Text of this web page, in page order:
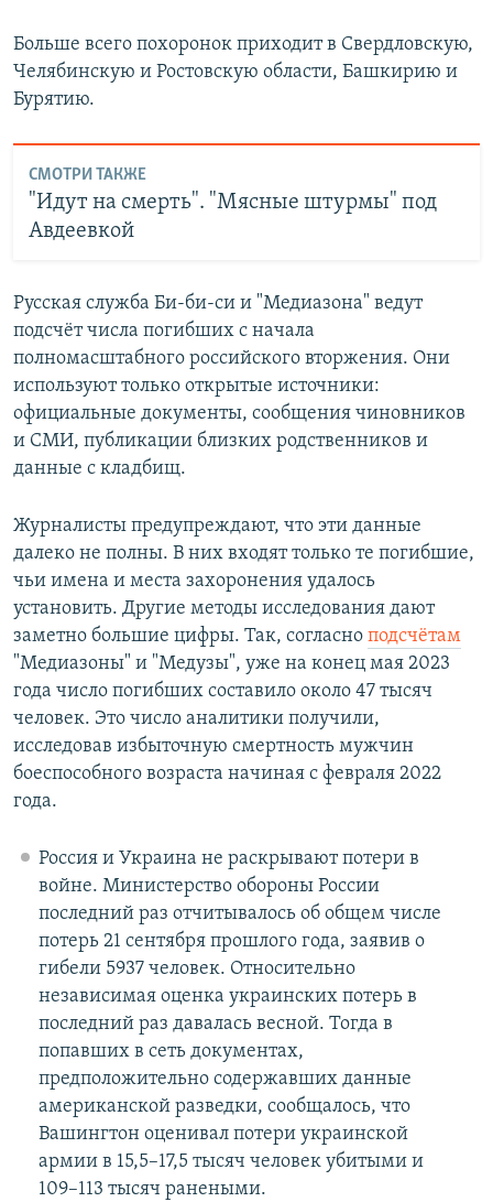
Больше всего похоронок приходит в Свердловскую,
Челябинскую и Ростовскую области, Башкирию и
Бурятию.
СМОТРИ ТАКЖЕ
"Идут на смерть". "Мясные штурмы" под
Авдеевкой
Русская служба Би-би-си и "Медиазона" ведут
подсчёт числа погибших с начала
полномасштабного российского вторжения. Они
используют только открытые источники:
официальные документы, сообщения чиновников
и СМИ, публикации близких родственников и
данные с кладбищ.
Журналисты предупреждают, что эти данные
далеко не полны. В них входят только те погибшие,
чьи имена и места захоронения удалось
установить. Другие методы исследования дают
заметно большие цифры. Так, согласно подсчётам
"Медиазоны" и "Медузы", уже на конец мая 2023
года число погибших составило около 47 тысяч
человек. Это число аналитики получили,
исследовав избыточную смертность мужчин
боеспособного возраста начиная с февраля 2022
года.
Россия и Украина не раскрывают потери в
войне. Министерство обороны России
последний раз отчитывалось об общем числе
потерь 21 сентября прошлого года, заявив о
гибели 5937 человек. Относительно
независимая оценка украинских потерь в
последний раз давалась весной. Тогда в
попавших в сеть документах,
предположительно содержавших данные
американской разведки, сообщалось, что
Вашингтон оценивал потери украинской
армии в 15,5–17,5 тысяч человек убитыми и
109–113 тысяч ранеными.